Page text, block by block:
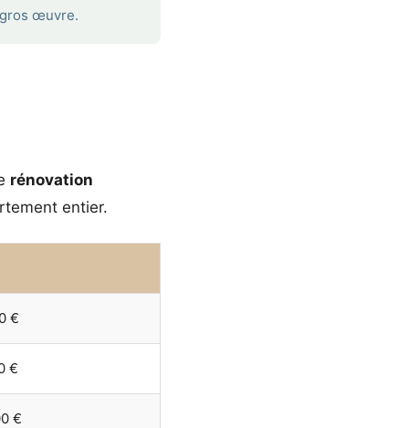
gros œuvre.
rénovation
entier.
€
€
€